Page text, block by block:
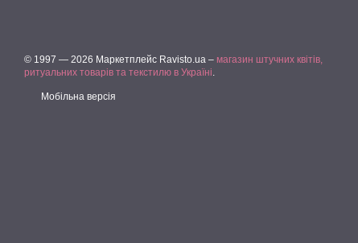
© 1997 — 2026 Маркетплейс Ravisto.ua – магазин штучних квітів,
ритуальних товарів та текстилю в Україні.
Мобільна версія